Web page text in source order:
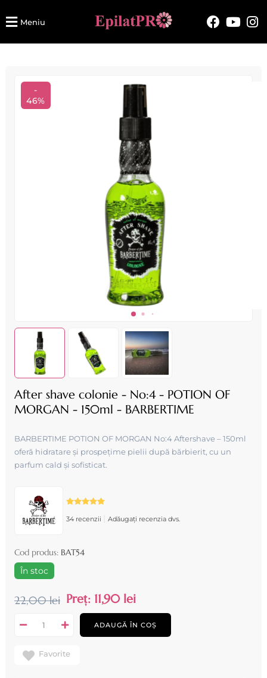
Meniu
-
46%
After shave colonie - No:4 - POTION OF
MORGAN - 150ml - BARBERTIME
BARBERTIME POTION OF MORGAN No:4 Aftershave – 150ml
oferă hidratare și prospețime pielii după bărbierit, cu un
parfum cald și sofisticat.
34 recenzii Adăugați recenzia dvs.
Cod produs: BAT54
În stoc
22,00 lei Preț: 11,90 lei
ADAUGĂ ÎN COȘ
Favorite